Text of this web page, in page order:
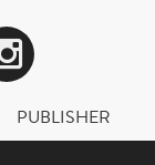
Instagram
PUBLISHER